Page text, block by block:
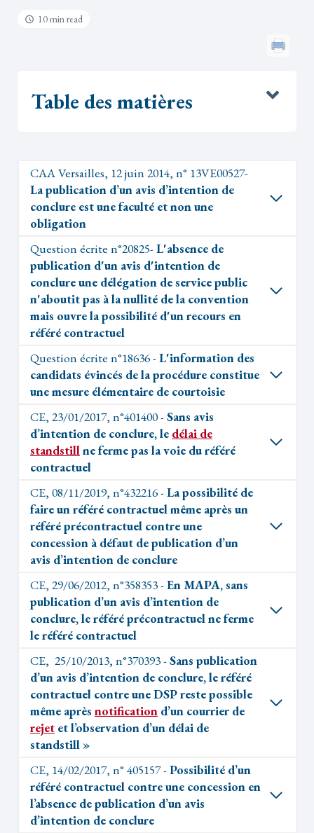
10 min read
Table des matières
CAA Versailles, 12 juin 2014, n° 13VE00527-
La publication d’un avis d’intention de
conclure est une faculté et non une
obligation
Question écrite n°20825-L'absence de
publication d'un avis d'intention de
conclure une délégation de service public
n'aboutit pas à la nullité de la convention
mais ouvre la possibilité d'un recours en
référé contractuel
Question écrite n°18636 -L'information des
candidats évincés de la procédure constitue
une mesure élémentaire de courtoisie
CE, 23/01/2017, n°401400 -Sans avis
d’intention de conclure, le délai de
standstillne ferme pas la voie du référé
contractuel
CE, 08/11/2019, n°432216 -La possibilité de
faire un référé contractuel même après un
référé précontractuel contre une
concession à défaut de publication d’un
avis d’intention de conclure
CE, 29/06/2012, n°358353 -En MAPA, sans
publication d’un avis d’intention de
conclure, le référé précontractuel ne ferme
le référé contractuel
CE, 25/10/2013, n°370393 -Sans publication
d’un avis d’intention de conclure, le référé
contractuel contre une DSP reste possible
même après notification d’un courrier de
rejet et l’observation d’un délai de
standstill »
CE, 14/02/2017, n° 405157 -Possibilité d’un
référé contractuel contre une concession en
l’absence de publication d’un avis
d’intention de conclure